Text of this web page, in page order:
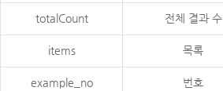
totalCount 전체 결과 수
items 목록
example_no 번호